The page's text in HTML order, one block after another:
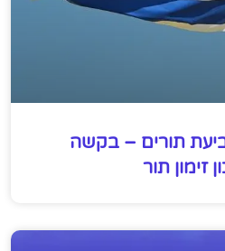
תורים – בקשה
זימון תור